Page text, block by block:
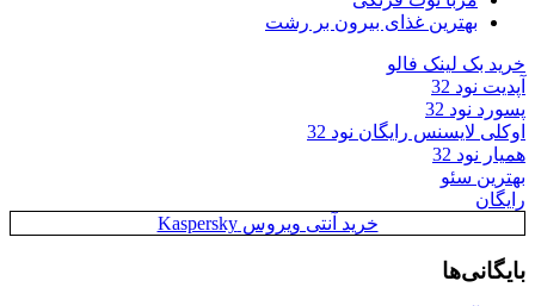
بهترین غذای بیرون بر رشت
خرید بک لینک فالو
آپدیت نود 32
پسورد نود 32
اوکلی لایسنس رایگان نود 32
همیار نود 32
بهترین سئو
رایگان
خرید آنتی ویروس Kaspersky
بایگانی‌ها